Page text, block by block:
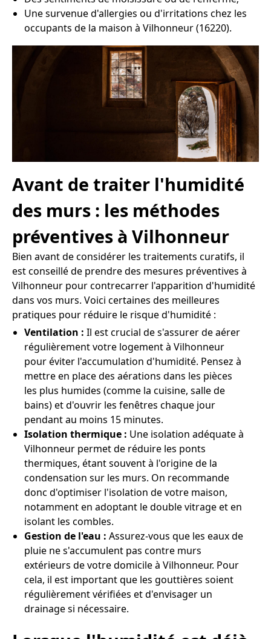
Une survenue d'allergies ou d'irritations chez les
occupants de la maison à Vilhonneur (16220).
Avant de traiter l'humidité
des murs : les méthodes
préventives à Vilhonneur
Bien avant de considérer les traitements curatifs, il
est conseillé de prendre des mesures préventives à
Vilhonneur pour contrecarrer l'apparition d'humidité
dans vos murs. Voici certaines des meilleures
pratiques pour réduire le risque d'humidité :
Ventilation : Il est crucial de s'assurer de aérer
régulièrement votre logement à Vilhonneur
pour éviter l'accumulation d'humidité. Pensez à
mettre en place des aérations dans les pièces
les plus humides (comme la cuisine, salle de
bains) et d'ouvrir les fenêtres chaque jour
pendant au moins 15 minutes.
Isolation thermique : Une isolation adéquate à
Vilhonneur permet de réduire les ponts
thermiques, étant souvent à l'origine de la
condensation sur les murs. On recommande
donc d'optimiser l'isolation de votre maison,
notamment en adoptant le double vitrage et en
isolant les combles.
Gestion de l'eau : Assurez-vous que les eaux de
pluie ne s'accumulent pas contre murs
extérieurs de votre domicile à Vilhonneur. Pour
cela, il est important que les gouttières soient
régulièrement vérifiées et d'envisager un
drainage si nécessaire.